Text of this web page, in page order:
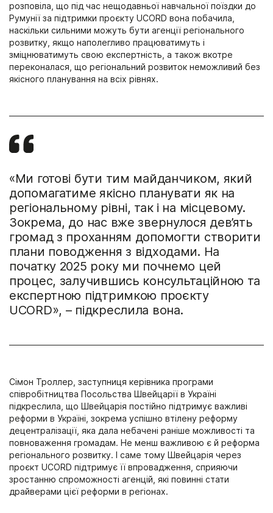
розповіла, що під час нещодавньої навчальної поїздки до
Румунії за підтримки проєкту UCORD вона побачила,
наскільки сильними можуть бути агенції регіонального
розвитку, якщо наполегливо працюватимуть і
зміцнюватимуть свою експертність, а також вкотре
переконалася, що регіональний розвиток неможливий без
якісного планування на всіх рівнях.
«Ми готові бути тим майданчиком, який
допомагатиме якісно планувати як на
регіональному рівні, так і на місцевому.
Зокрема, до нас вже звернулося дев’ять
громад з проханням допомогти створити
плани поводження з відходами. На
початку 2025 року ми почнемо цей
процес, залучившись консультаційною та
експертною підтримкою проєкту
UCORD», – підкреслила вона.
Сімон Троллер, заступниця керівника програми
співробітництва Посольства Швейцарії в Україні
підкреслила, що Швейцарія постійно підтримує важливі
реформи в Україні, зокрема успішно втілену реформу
децентралізації, яка дала небачені раніше можливості та
повноваження громадам. Не менш важливою є й реформа
регіонального розвитку. І саме тому Швейцарія через
проєкт UCORD підтримує її впровадження, сприяючи
зростанню спроможності агенцій, які повинні стати
драйверами цієї реформи в регіонах.